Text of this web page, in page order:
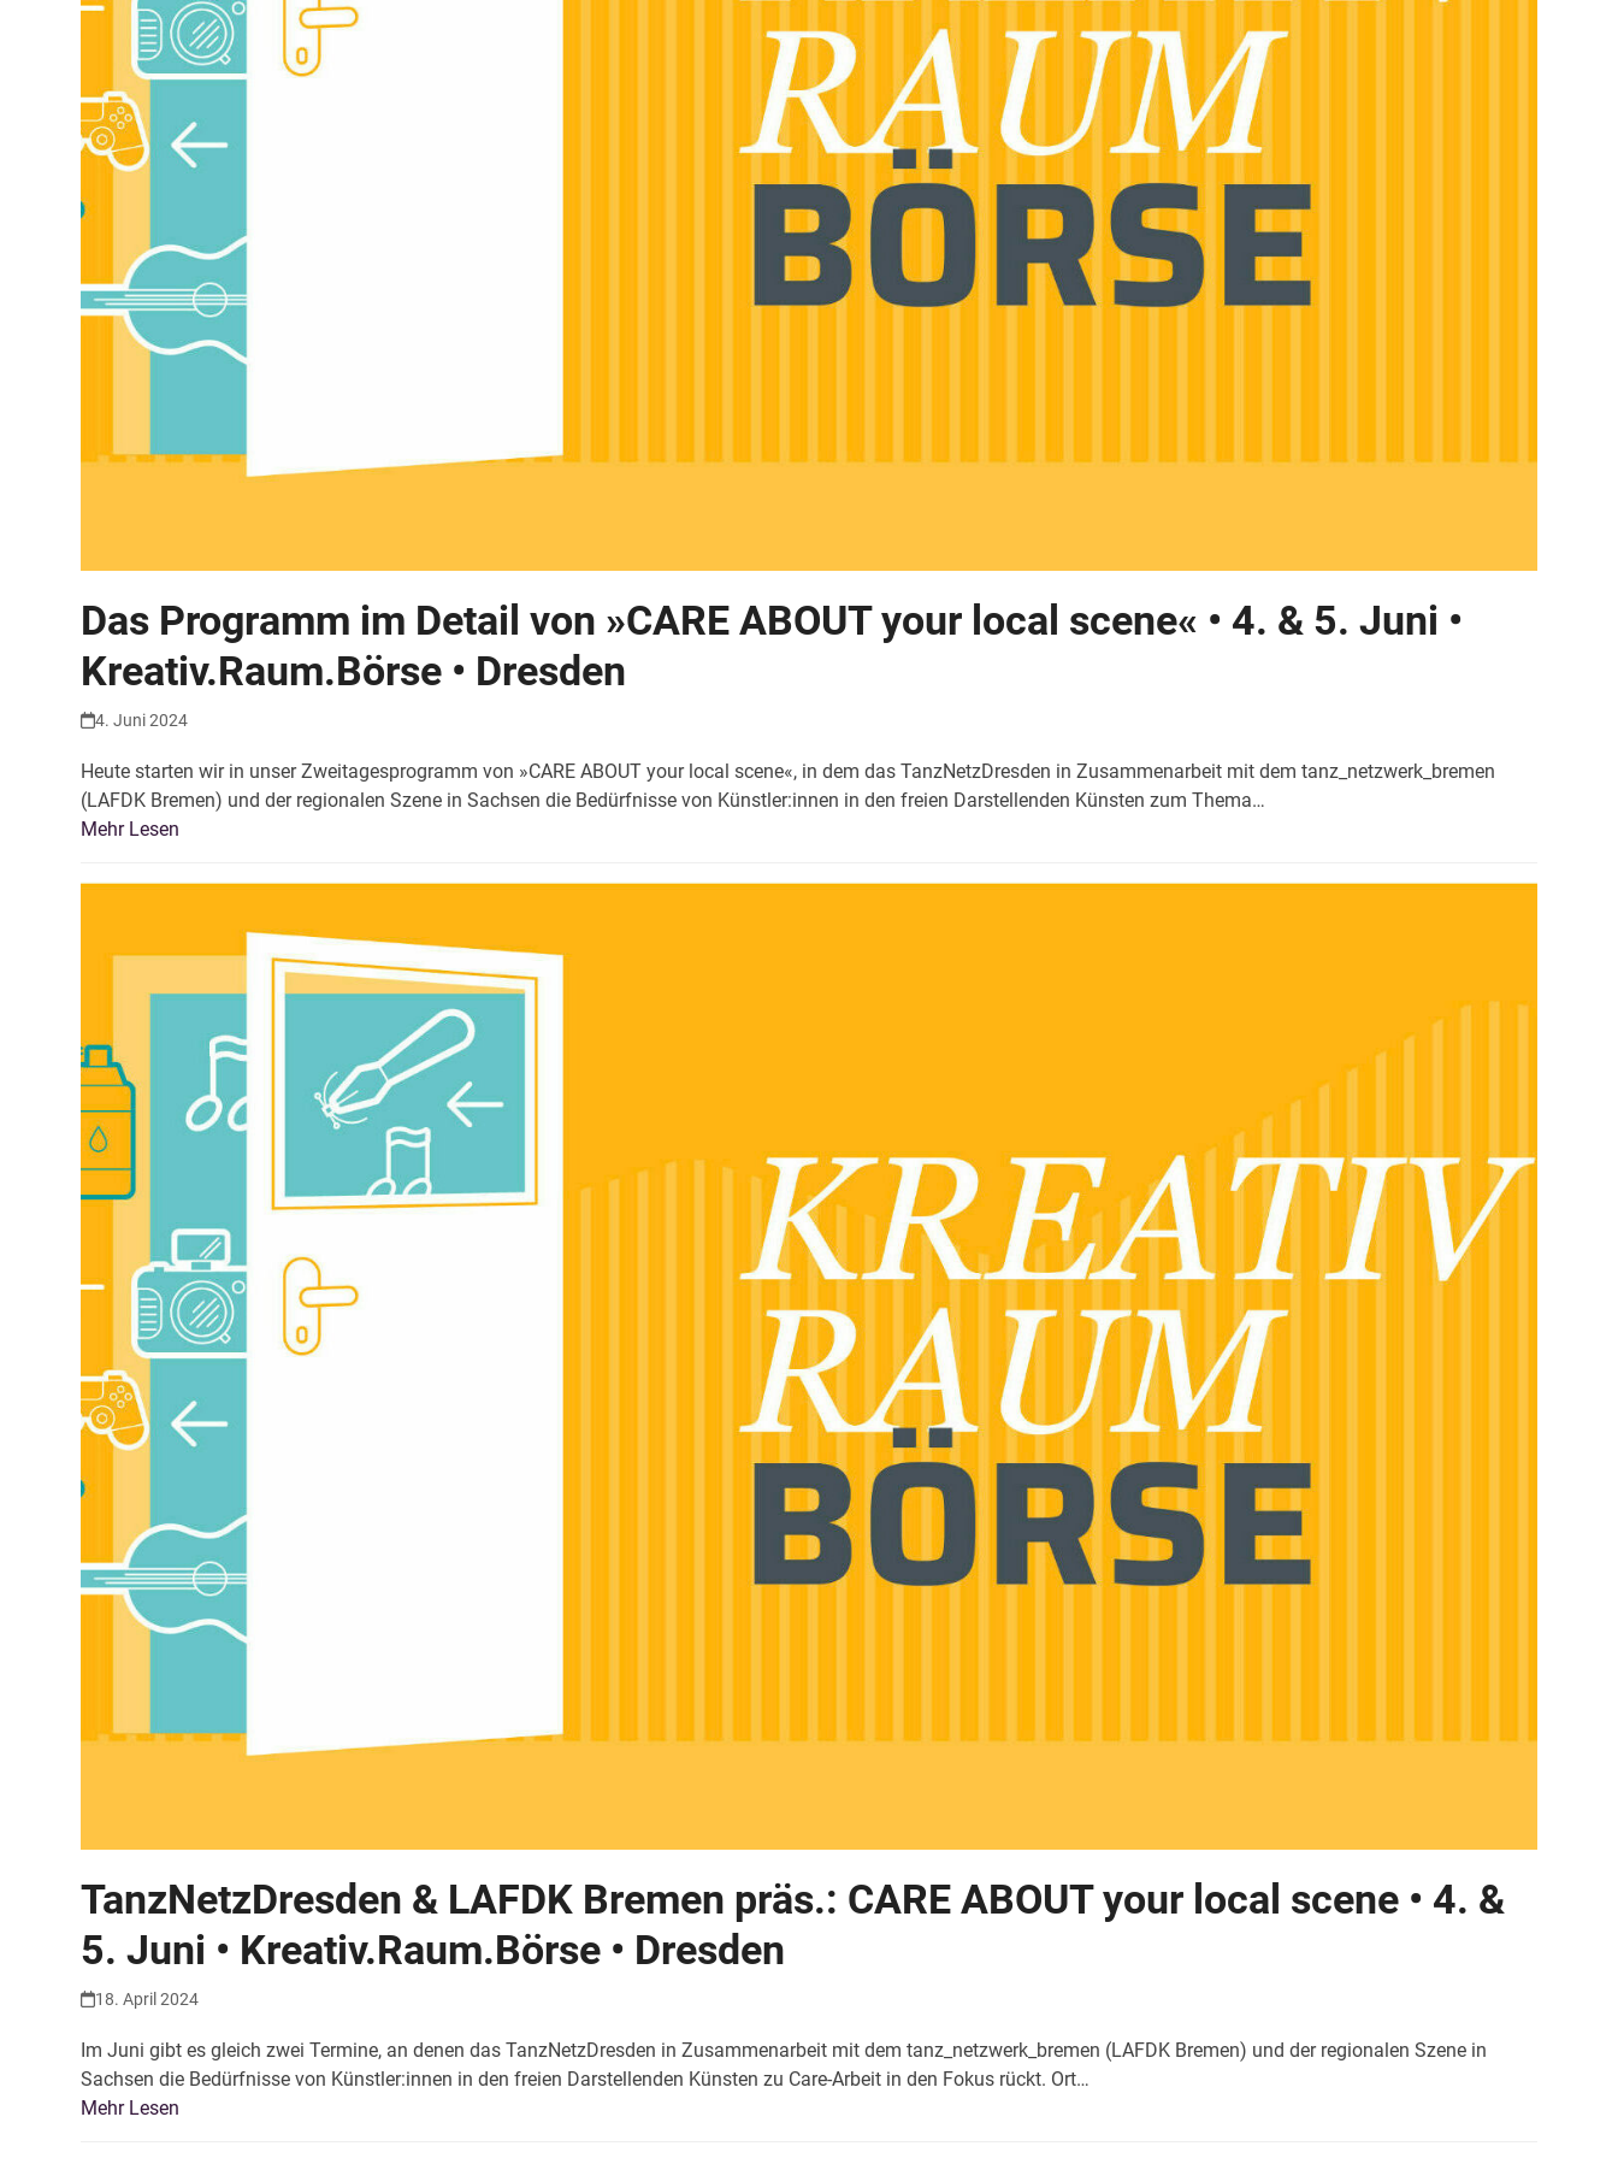
Das Programm im Detail von »CARE ABOUT your local scene« • 4. & 5. Juni •
Kreativ.Raum.Börse • Dresden
4. Juni 2024
Heute starten wir in unser Zweitagesprogramm von »CARE ABOUT your local scene«, in dem das TanzNetzDresden in Zusammenarbeit mit dem tanz_netzwerk_bremen
(LAFDK Bremen) und der regionalen Szene in Sachsen die Bedürfnisse von Künstler:innen in den freien Darstellenden Künsten zum Thema…
Mehr Lesen
TanzNetzDresden & LAFDK Bremen präs.: CARE ABOUT your local scene • 4. &
5. Juni • Kreativ.Raum.Börse • Dresden
18. April 2024
Im Juni gibt es gleich zwei Termine, an denen das TanzNetzDresden in Zusammenarbeit mit dem tanz_netzwerk_bremen (LAFDK Bremen) und der regionalen Szene in
Sachsen die Bedürfnisse von Künstler:innen in den freien Darstellenden Künsten zu Care-Arbeit in den Fokus rückt. Ort…
Mehr Lesen